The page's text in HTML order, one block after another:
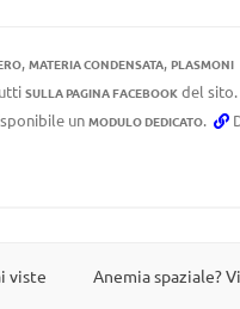
, MATERIA CONDENSATA, PLASMONI
SULLA PAGINA FACEBOOKdel sito.
un MODULO DEDICATO.
viste
Anemia spaziale?